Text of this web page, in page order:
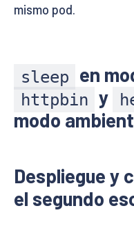
mismo pod.
sleep en
httpbin y
modo ambient
Despliegue y
el segundo